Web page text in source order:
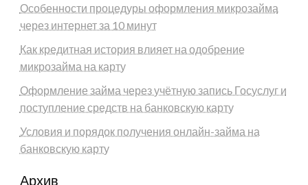
Особенности процедуры оформления микрозайма
через интернет за 10 минут
Как кредитная история влияет на одобрение
микрозайма на карту
Оформление займа через учётную запись Госуслуг и
поступление средств на банковскую карту
Условия и порядок получения онлайн-займа на
банковскую карту
Архив